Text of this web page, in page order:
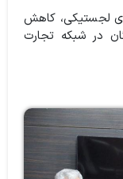
لجستیکی، کاهش
در شبکه تجارت